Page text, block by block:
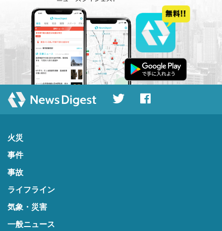
火災
事件
事故
ライフライン
気象・災害
一般ニュース